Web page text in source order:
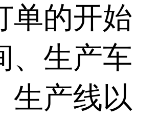
单的开始
、生产车
生产线以